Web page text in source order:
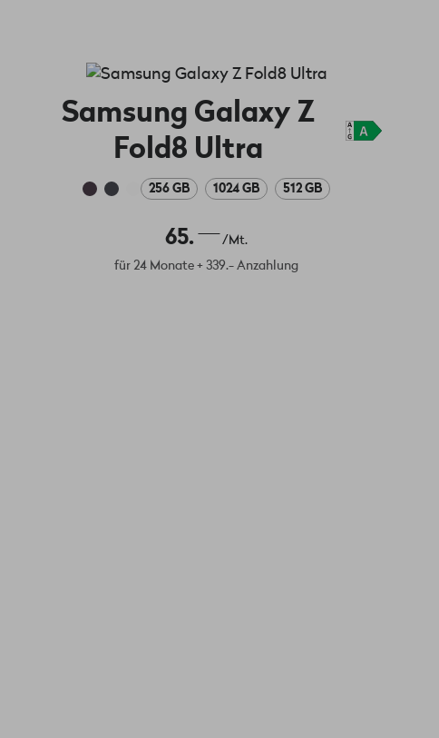
Samsung Galaxy Z
Fold8 Ultra
256 GB 1024 GB 512 GB
65.
/Mt.
für 24 Monate + 339.- Anzahlung